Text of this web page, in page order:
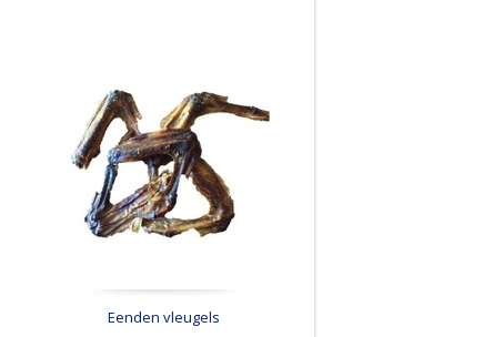
Eenden vleugels